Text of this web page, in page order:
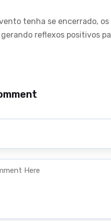
tenha se encerrado,
reflexos positivos